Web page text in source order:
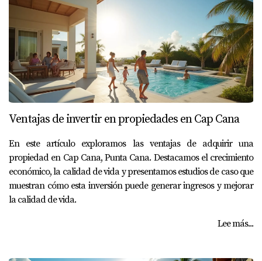
Ventajas de invertir en propiedades en Cap Cana
En este artículo exploramos las ventajas de adquirir una
propiedad en Cap Cana, Punta Cana. Destacamos el crecimiento
económico, la calidad de vida y presentamos estudios de caso que
muestran cómo esta inversión puede generar ingresos y mejorar
la calidad de vida.
Lee más...